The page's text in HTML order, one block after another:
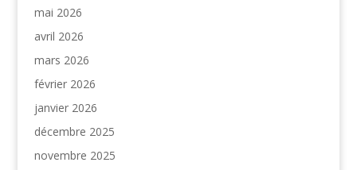
mai 2026
avril 2026
mars 2026
février 2026
janvier 2026
décembre 2025
novembre 2025